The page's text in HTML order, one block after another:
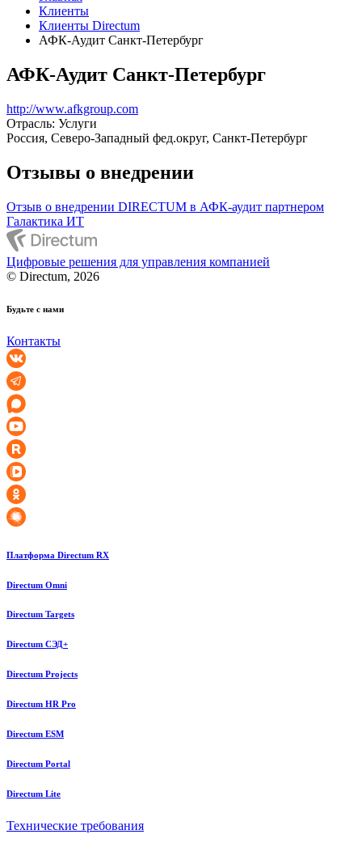
Клиенты
Клиенты Directum
АФК-Аудит Санкт-Петербург
АФК-Аудит Санкт-Петербург
http://www.afkgroup.com
Отрасль: Услуги
Россия, Северо-Западный фед.округ, Санкт-Петербург
Отзывы о внедрении
Отзыв о внедрении DIRECTUM в АФК-аудит партнером
Галактика ИТ
Цифровые решения для управления компанией
© Directum, 2026
Будьте с нами
Контакты
Платформа Directum RX
Directum Omni
Directum Targets
Directum СЭД+
Directum Projects
Directum HR Pro
Directum ESM
Directum Portal
Directum Lite
Технические требования